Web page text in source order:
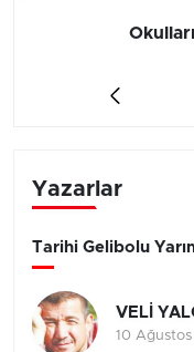
Yazarlar
Tarihi Gelibolu
VELİ
10